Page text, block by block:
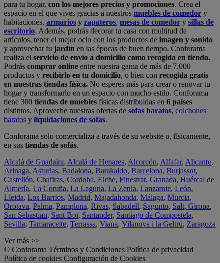
para tu hogar, con los mejores precios y promociones. Crea el
espacio en el que vives gracias a nuestros muebles de comedor y
habitaciones, armarios y zapateros, mesas de comedor y sillas de
escritorio. Además, podrás decorar tu casa con multitud de
artículos, tener el mejor ocio con los productos de imagen y sonido
y aprovechar tu jardín en las épocas de buen tiempo. Conforama
realiza el servicio de envío a domicilio como recogida en tienda.
Podrás comprar online entre nuestra gama de más de 7.000
productos y recibirlo en tu domicilio, o bien con recogida gratis
en nuestras tiendas física. No esperes más para crear o renovar tu
hogar y transformarlo en un espacio con mucho estilo. Conforama
tiene 300 tiendas de muebles físicas distribuidas en 6 países
distintos. Aproveche nuestras ofertas de sofas baratos, colchones
baratos y liquidaciones de sofas.
Conforama solo comercializa a través de su website o, físicamente,
en sus tiendas de sofás.
Alcalá de Guadaíra, Alcalá de Henares, Alcorcón, Alfafar, Alicante,
Arinaga, Asturias, Badalona, Barakaldo, Barcelona, Burjassot,
Castellón, Chafiras, Cordoba, Elche, Finestrat, Granada, Huércal de
Almería, La Coruña, La Laguna, La Zenia, Lanzarote, León,
Lleida, Los Barrios, Madrid, Majadahonda, Málaga, Murcia,
Orotava, Palma, Pamplona, Rivas, Sabadell, Sagunto, Salt, Girona,
San Sebastian, Sant Boi, Santander, Santiago de Compostela,
Sevilla, Tamaraceite, Terrassa, Viana, Vilanova i la Geltrú, Zaragoza
Ver más >>
© Conforama Términos y Condiciones Política de privacidad
Política de cookies Configuración de Cookies